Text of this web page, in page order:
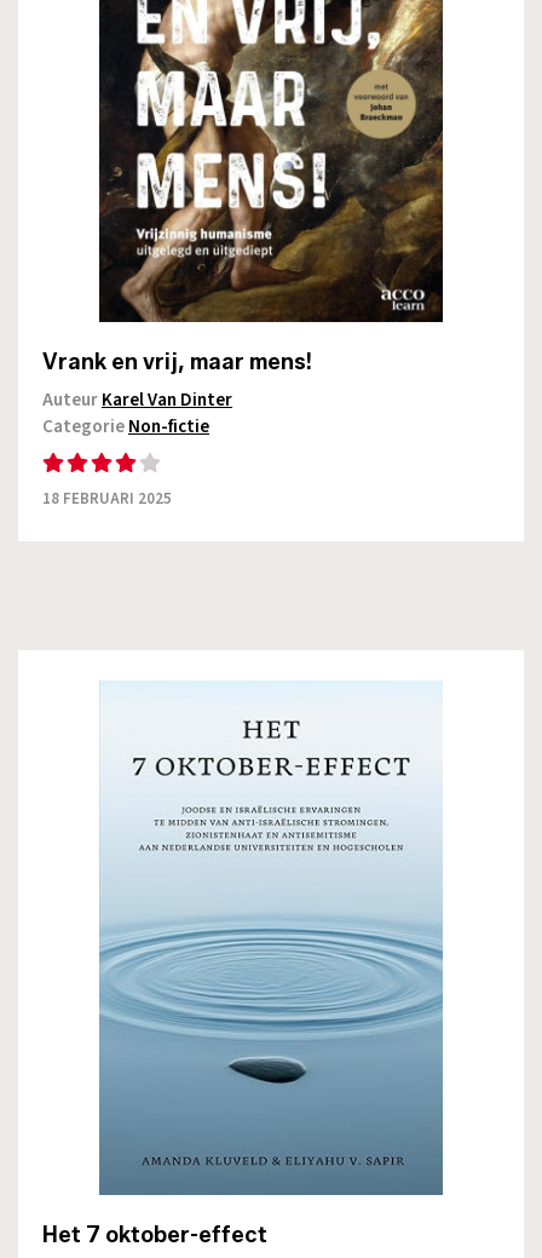
Vrank en vrij, maar mens!
AuteurKarel Van Dinter
CategorieNon-fictie
18 FEBRUARI 2025
Het 7 oktober-effect